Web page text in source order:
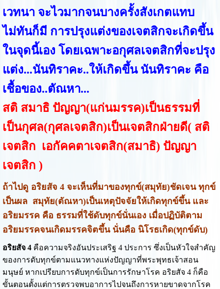
เวทนา จะไวมากจนบางครั้งสังเกตแทบ
ไม่ทันก็มี การปรุงแต่งของเจตสิกจะเกิดขึ้น
ในจุดนี้เอง โดยเฉพาะอกุศลเจตสิกที่จะปรุง
แต่ง...นันทิราคะ..ให้เกิดขึ้น นันทิราคะ คือ
เชื้อของ..ตัณหา...
สติ สมาธิ ปัญญา(แก่นมรรค)เป็นธรรมที่
เป็นกุศล(กุศลเจตสิก)เป็นเจตสิกฝ่ายดี( สติ
เจตสิก เอกัคคตาเจตสิก(สมาธิ) ปัญญา
เจตสิก )
ถ้าไปดู อริยสัจ 4 จะเห็นที่มาของทุกข์(สมุทัย)ชัดเจน ทุกข์
เป็นผล สมุทัย(ตัณหา)เป็นเหตุปัจจัยให้เกิดทุกข์ขึ้น และ
อริยมรรค คือ ธรรมที่ใช้ดับทุกข์นั่นเอง เมื่อปฏิบัติตาม
อริยมรรคจนเกิดมรรคจิตขึ้น นั่นคือ นิโรธเกิด(ทุกข์ดับ)
อริยสัจ 4คือความจริงอันประเสริฐ 4 ประการ ซึ่งเป็นหัวใจสำคัญ
ของการดับทุกข์ตามแนวทางแห่งปัญญาที่พระพุทธเจ้าสอน
มนุษย์ หากเปรียบการดับทุกข์เป็นการรักษาโรค อริยสัจ 4 ก็คือ
ขั้นตอนตั้งแต่การตรวจพบอาการไปจนถึงการหายขาดจากโรค